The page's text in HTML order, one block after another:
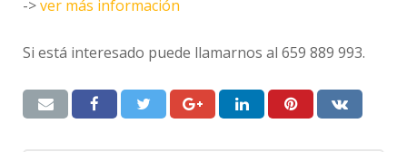
->ver más información
Si está interesado puede llamarnos al 659 889 993.